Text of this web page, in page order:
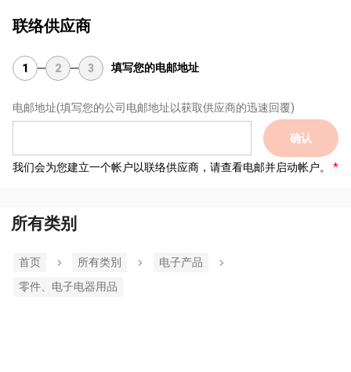
联络供应商
1 2 3 填写您的电邮地址
电邮地址(填写您的公司电邮地址以获取供应商的迅速回覆)
确认
我们会为您建立一个帐户以联络供应商，请查看电邮并启动帐户。
所有类别
首页 所有类別
电子产品
零件、电子电器用品